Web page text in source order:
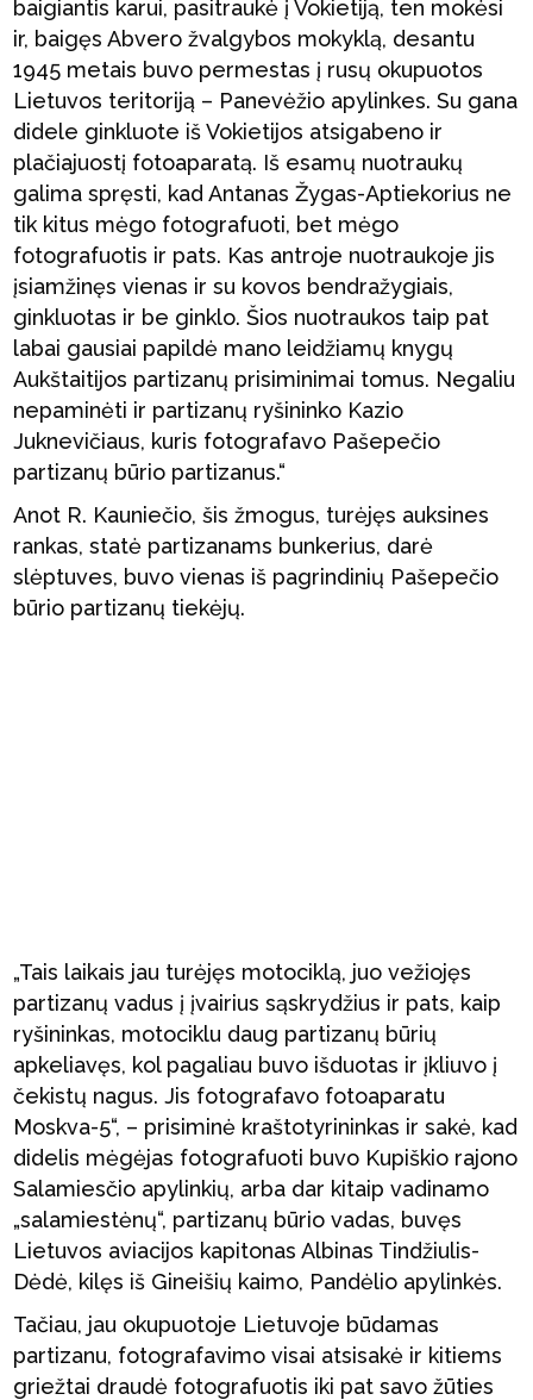
baigiantis karui, pasitraukė į Vokietiją, ten mokėsi
ir, baigęs Abvero žvalgybos mokyklą, desantu
1945 metais buvo permestas į rusų okupuotos
Lietuvos teritoriją – Panevėžio apylinkes. Su gana
didele ginkluote iš Vokietijos atsigabeno ir
plačiajuostį fotoaparatą. Iš esamų nuotraukų
galima spręsti, kad Antanas Žygas-Aptiekorius ne
tik kitus mėgo fotografuoti, bet mėgo
fotografuotis ir pats. Kas antroje nuotraukoje jis
įsiamžinęs vienas ir su kovos bendražygiais,
ginkluotas ir be ginklo. Šios nuotraukos taip pat
labai gausiai papildė mano leidžiamų knygų
Aukštaitijos partizanų prisiminimai tomus. Negaliu
nepaminėti ir partizanų ryšininko Kazio
Juknevičiaus, kuris fotografavo Pašepečio
partizanų būrio partizanus.“
Anot R. Kauniečio, šis žmogus, turėjęs auksines
rankas, statė partizanams bunkerius, darė
slėptuves, buvo vienas iš pagrindinių Pašepečio
būrio partizanų tiekėjų.
„Tais laikais jau turėjęs motociklą, juo vežiojęs
partizanų vadus į įvairius sąskrydžius ir pats, kaip
ryšininkas, motociklu daug partizanų būrių
apkeliavęs, kol pagaliau buvo išduotas ir įkliuvo į
čekistų nagus. Jis fotografavo fotoaparatu
Moskva-5“, – prisiminė kraštotyrininkas ir sakė, kad
didelis mėgėjas fotografuoti buvo Kupiškio rajono
Salamiesčio apylinkių, arba dar kitaip vadinamo
„salamiestėnų“, partizanų būrio vadas, buvęs
Lietuvos aviacijos kapitonas Albinas Tindžiulis-
Dėdė, kilęs iš Gineišių kaimo, Pandėlio apylinkės.
Tačiau, jau okupuotoje Lietuvoje būdamas
partizanu, fotografavimo visai atsisakė ir kitiems
griežtai draudė fotografuotis iki pat savo žūties